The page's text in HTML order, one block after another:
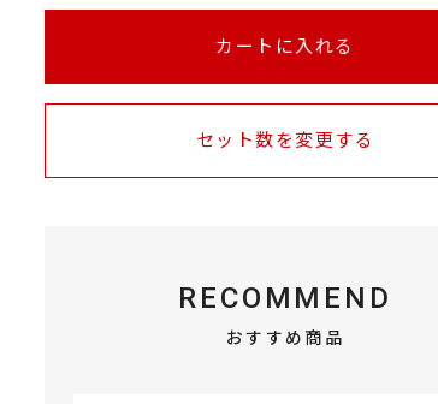
カートに入れる
セット数を変更する
RECOMMEND
おすすめ商品